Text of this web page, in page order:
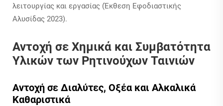
λειτουργίας και εργασίας (Έκθεση Εφοδιαστικής
Αλυσίδας 2023).
Αντοχή σε Χημικά και Συμβατότητα
Υλικών των Ρητινούχων Ταινιών
Αντοχή σε Διαλύτες, Οξέα και Αλκαλικά
Καθαριστικά